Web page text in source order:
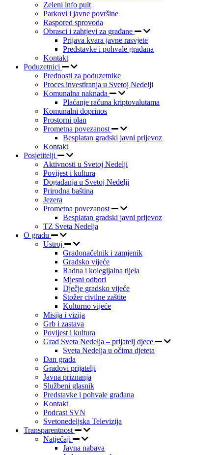
Zeleni info pult
Parkovi i javne površine
Raspored sprovoda
Obrasci i zahtjevi za građane
Prijava kvara javne rasvjete
Predstavke i pohvale građana
Kontakt
Poduzetnici
Prednosti za poduzetnike
Proces investiranja u Svetoj Nedelji
Komunalna naknada
Plaćanje računa kriptovalutama
Komunalni doprinos
Prostorni plan
Prometna povezanost
Besplatan gradski javni prijevoz
Kontakt
Posjetitelji
Aktivnosti u Svetoj Nedelji
Povijest i kultura
Događanja u Svetoj Nedelji
Prirodna baština
Jezera
Prometna povezanost
Besplatan gradski javni prijevoz
TZ Sveta Nedelja
O gradu
Ustroj
Gradonačelnik i zamjenik
Gradsko vijeće
Radna i kolegijalna tijela
Mjesni odbori
Dječje gradsko vijeće
Stožer civilne zaštite
Kulturno vijeće
Misija i vizija
Grb i zastava
Povijest i kultura
Grad Sveta Nedelja – prijatelj djece
Sveta Nedelja u očima djeteta
Dan grada
Gradovi prijatelji
Javna priznanja
Službeni glasnik
Predstavke i pohvale građana
Kontakt
Podcast SVN
Svetonedeljska Televizija
Transparentnost
Natječaji
Javna nabava